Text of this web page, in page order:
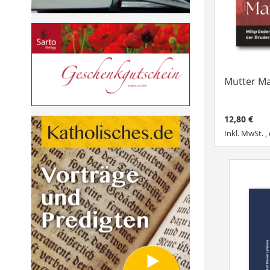
Mutter
12,80 €
Inkl. MwSt. ,